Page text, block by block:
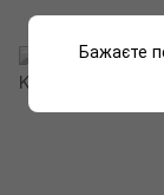
Бажаєте